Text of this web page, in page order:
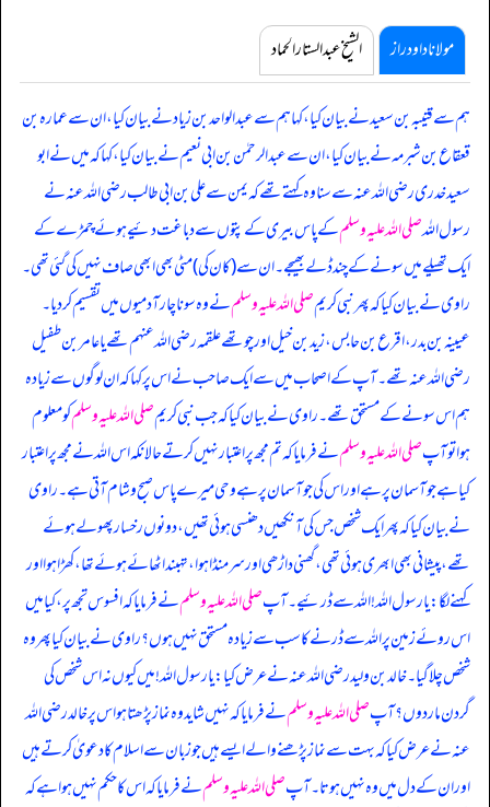
مولانا داود راز الشیخ عبدالستار الحماد
ہم سے قتیبہ بن سعید نے بیان کیا، کہا ہم سے عبدالواحد بن زیاد نے بیان کیا، ان سے عمارہ بن
قعقاع بن شبرمہ نے بیان کیا، ان سے عبدالرحمٰن بن ابی نعیم نے بیان کیا، کہا کہ میں نے ابو
سعید خدری رضی اللہ عنہ سے سنا وہ کہتے تھے کہیمن سے علی بن ابی طالب رضی اللہ عنہ نے
رسول اللہصلی اللہ علیہ وسلمکے پاس بیری کے پتوں سے دباغت دئیے ہوئے چمڑے کے
ایک تھیلے میں سونے کے چند ڈلے بھیجے۔ ان سے (کان کی) مٹی بھی ابھی صاف نہیں کی گئی تھی۔
راوی نے بیان کیا کہ پھر نبی کریمصلی اللہ علیہ وسلمنے وہ سونا چار آدمیوں میں تقسیم کر دیا۔
عیینہ بن بدر، اقرع بن حابس، زید بن خیل اور چوتھے علقمہ رضی اللہ عنہم تھے یا عامر بن طفیل
رضی اللہ عنہ تھے۔ آپ کے اصحاب میں سے ایک صاحب نے اس پر کہا کہ ان لوگوں سے زیادہ
ہم اس سونے کے مستحق تھے۔ راوی نے بیان کیا کہ جب نبی کریمصلی اللہ علیہ وسلمکو معلوم
ہوا تو آپصلی اللہ علیہ وسلمنے فرمایا کہ تم مجھ پر اعتبار نہیں کرتے حالانکہ اس اللہ نے مجھ پر اعتبار
کیا ہے جو آسمان پر ہے اور اس کی جو آسمان پر ہے وحی میرے پاس صبح و شام آتی ہے۔ راوی
نے بیان کیا کہ پھر ایک شخص جس کی آنکھیں دھنسی ہوئی تھیں، دونوں رخسار پھولے ہوئے
تھے، پیشانی بھی ابھری ہوئی تھی، گھنی داڑھی اور سر منڈا ہوا، تہبند اٹھائے ہوئے تھا، کھڑا ہوا اور
کہنے لگا: یا رسول اللہ! اللہ سے ڈرئیے۔ آپصلی اللہ علیہ وسلمنے فرمایا کہ افسوس تجھ پر، کیا میں
اس روئے زمین پر اللہ سے ڈرنے کا سب سے زیادہ مستحق نہیں ہوں؟ راوی نے بیان کیا پھر وہ
شخص چلا گیا۔ خالد بن ولید رضی اللہ عنہ نے عرض کیا: یا رسول اللہ! میں کیوں نہ اس شخص کی
گردن مار دوں؟ آپصلی اللہ علیہ وسلمنے فرمایا کہ نہیں شاید وہ نماز پڑھتا ہو اس پر خالد رضی اللہ
عنہ نے عرض کیا کہ بہت سے نماز پڑھنے والے ایسے ہیں جو زبان سے اسلام کا دعویٰ کرتے ہیں
اور ان کے دل میں وہ نہیں ہوتا۔ آپصلی اللہ علیہ وسلمنے فرمایا کہ اس کا حکم نہیں ہوا ہے کہ